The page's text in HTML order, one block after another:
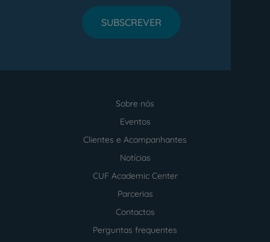
SUBSCREVER
Sobre nós
Eventos
Clientes e Acompanhantes
Notícias
CUF Academic Center
Parcerias
Contactos
Perguntas frequentes